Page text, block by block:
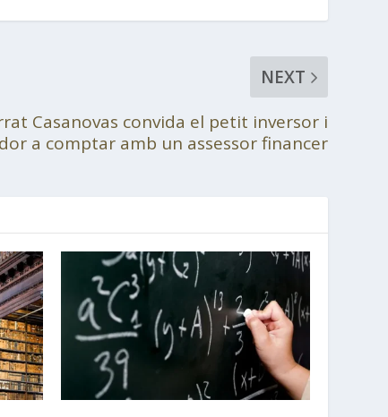
NEXT
Casanovas convida el petit inversor i
a comptar amb un assessor financer